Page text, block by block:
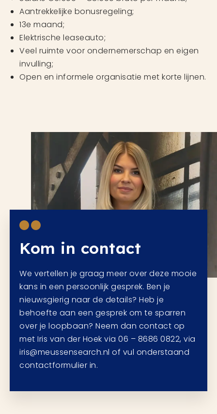
Aantrekkelijke bonusregeling;
13e maand;
Elektrische leaseauto;
Veel ruimte voor ondernemerschap en eigen
invulling;
Open en informele organisatie met korte lijnen.
Kom in contact
We vertellen je graag meer over deze mooie
kans in een persoonlijk gesprek. Ben je
nieuwsgierig naar de details? Heb je
behoefte aan een gesprek om te sparren
over je loopbaan? Neem dan contact op
met Iris van der Hoek via 06 – 8686 0822, via
iris@meussensearch.nl of vul onderstaand
contactformulier in.